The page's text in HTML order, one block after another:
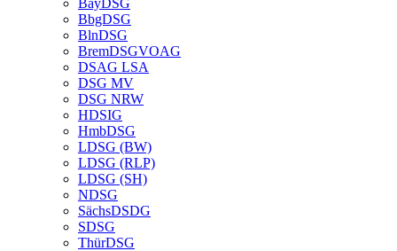
BayDSG
BbgDSG
BlnDSG
BremDSGVOAG
DSAG LSA
DSG MV
DSG NRW
HDSIG
HmbDSG
LDSG (BW)
LDSG (RLP)
LDSG (SH)
NDSG
SächsDSDG
SDSG
ThürDSG